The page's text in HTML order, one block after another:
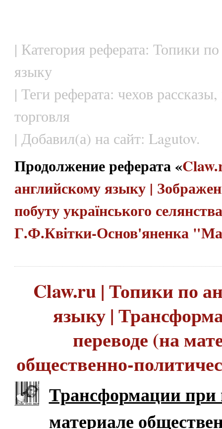
| Категория реферата: Топики
языку
| Теги реферата: чехов
торговля
| Добавил(а) на сайт: Lagutov.
Продолжение реферата «
английскому языку |
побуту укpаїнського
Г.Ф.Квітки-Основ'яненка
Claw.ru | Топики по
языку |
переводе (на
общественно-
Трансформации при
материале